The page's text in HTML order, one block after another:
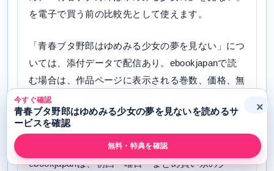
を電子で買う前の比較先として使えます。
「青春ブタ野郎はゆめみる少女の夢を見ない」につ
いては、添付データで配信あり。ebookjapanで読
む場合は、作品ページに表示される巻数、価格、無
料試し読み、購入形式を確認し、必要に応じて他サ
ービスの価格やクーポン条件とも比較してくださ
い。
ebookjapanは、初回・曜日・まとめ買い系のクー
今すぐ確認
青春ブタ野郎はゆめみる少女の夢を見ないを読めるサ
ービスを確認
無料・特典を確認
×